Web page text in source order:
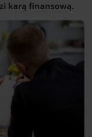
karą finansową.